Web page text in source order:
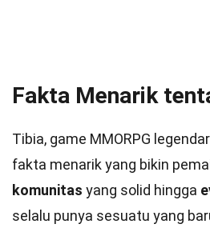
Fakta Menarik
Tibia, game MMORPG
fakta menarik yang bikin
komunitas yang solid hingga
selalu punya sesuatu yang